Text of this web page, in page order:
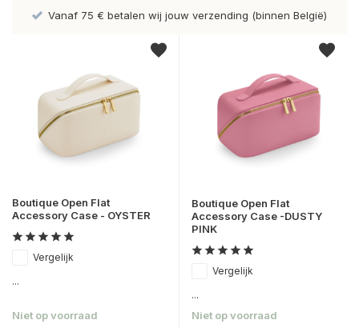
Vanaf 75 € betalen wij jouw verzending (binnen België)
Boutique Open Flat
Accessory Case - OYSTER
Vergelijk
...
Niet op voorraad
Boutique Open Flat
Accessory Case -DUSTY
PINK
Vergelijk
...
Niet op voorraad